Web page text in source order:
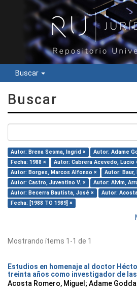
Buscar
Buscar
Autor: Brena Sesma, Ingrid ×
Autor: Adame
Fecha: 1988 ×
Autor: Cabrera Acevedo, Lucio
Autor: Borges, Marcos Alfonso ×
Autor: Baur,
Autor: Castro, Juventino V. ×
Autor: Alvim,
Autor: Becerra Bautista, José ×
Autor:
Fecha: [1988 TO 1989] ×
Mostrando ítems 1-1 de 1
Estudios en homenaje al doctor
treinta años como investigador de
Acosta Romero, Miguel; Adame